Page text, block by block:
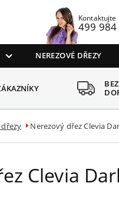
Kontaktujte
499 984
NEREZOVÉ DŘEZY
Nerezový dřez Clevia
Clevia